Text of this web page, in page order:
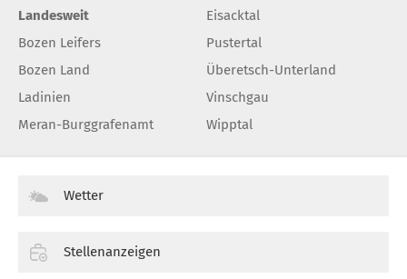
Landesweit
Bozen Leifers
Bozen Land
Ladinien
Meran-Burggrafenamt
Eisacktal
Pustertal
Überetsch-Unterland
Vinschgau
Wipptal
Wetter
Stellenanzeigen